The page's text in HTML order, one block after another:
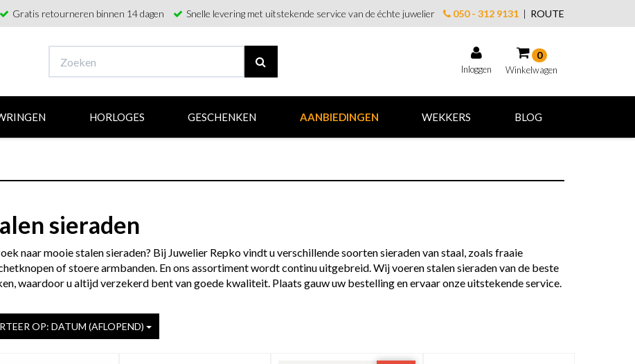
Gratis retourneren binnen 14 dagen Snelle levering met uitstekende service van de échte juwelier 050 - 312 9131| ROUTE
Inloggen
0
Winkelwagen
Winkelwagen
Vul hem met producten.
HORLOGES GESCHENKEN AANBIEDINGEN WEKKERS BLOG
sieraden
naar mooie stalen sieraden? Bij Juwelier Repko vindt u verschillende soorten sieraden van staal, zoals fraaie
of stoere armbanden. En ons assortiment wordt continu uitgebreid. Wij voeren stalen sieraden van de beste
waardoor u altijd verzekerd bent van goede kwaliteit. Plaats gauw uw bestelling en ervaar onze uitstekende service.
OP: DATUM (AFLOPEND)